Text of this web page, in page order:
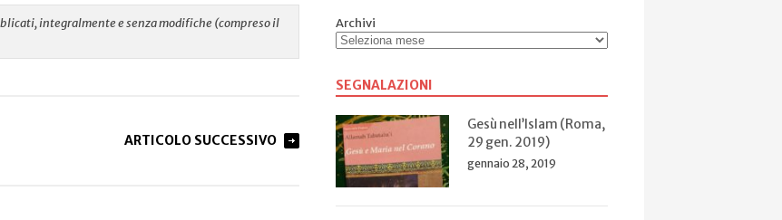
integralmente e senza modifiche (compreso il
ARTICOLO SUCCESSIVO
Archivi
SEGNALAZIONI
Gesù nell’Islam (Roma,
29 gen. 2019)
gennaio 28, 2019